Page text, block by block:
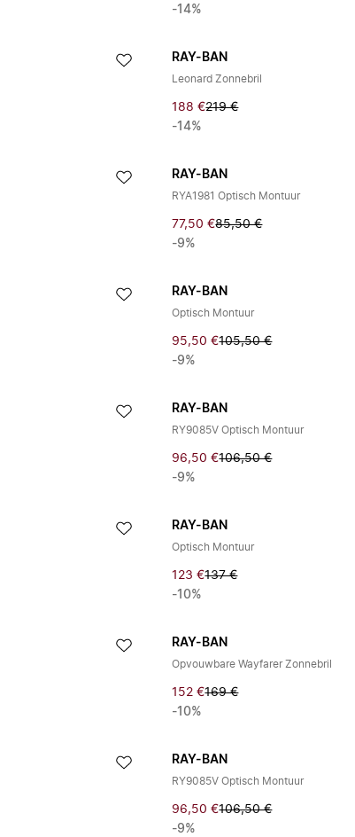
-14%
RAY-BAN
Leonard Zonnebril
188 €219 €
-14%
RAY-BAN
RYA1981 Optisch Montuur
77,50 €85,50 €
-9%
RAY-BAN
Optisch Montuur
95,50 €105,50 €
-9%
RAY-BAN
RY9085V Optisch Montuur
96,50 €106,50 €
-9%
RAY-BAN
Optisch Montuur
123 €137 €
-10%
RAY-BAN
Opvouwbare Wayfarer Zonnebril
152 €169 €
-10%
RAY-BAN
RY9085V Optisch Montuur
96,50 €106,50 €
-9%